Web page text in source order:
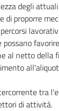
degli
di proporre
al netto della
tra
di attività.